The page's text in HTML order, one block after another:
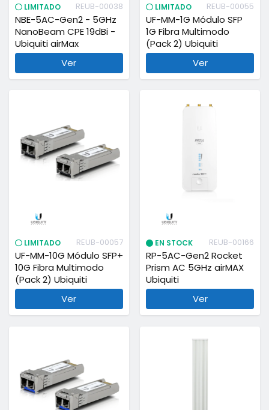
LIMITADO REUB-00038
NBE-5AC-Gen2 - 5GHz
NanoBeam CPE 19dBi -
Ubiquiti airMax
Ver
LIMITADO REUB-00055
UF-MM-1G Módulo SFP
1G Fibra Multimodo
(Pack 2) Ubiquiti
Ver
LIMITADO REUB-00057
UF-MM-10G Módulo SFP+
10G Fibra Multimodo
(Pack 2) Ubiquiti
Ver
EN STOCK REUB-00166
RP-5AC-Gen2 Rocket
Prism AC 5GHz airMAX
Ubiquiti
Ver